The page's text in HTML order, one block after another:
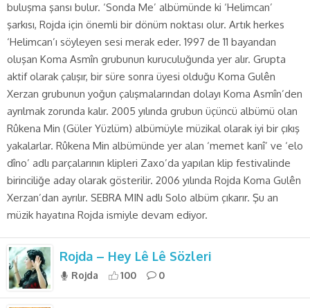
buluşma şansı bulur. ‘Sonda Me’ albümünde ki ‘Helimcan’
şarkısı, Rojda için önemli bir dönüm noktası olur. Artık herkes
‘Helimcan’ı söyleyen sesi merak eder. 1997 de 11 bayandan
oluşan Koma Asmîn grubunun kuruculuğunda yer alır. Grupta
aktif olarak çalışır, bir süre sonra üyesi olduğu Koma Gulên
Xerzan grubunun yoğun çalışmalarından dolayı Koma Asmîn’den
ayrılmak zorunda kalır. 2005 yılında grubun üçüncü albümü olan
Rûkena Min (Güler Yüzlüm) albümüyle müzikal olarak iyi bir çıkış
yakalarlar. Rûkena Min albümünde yer alan ‘memet kanî’ ve ‘elo
dîno’ adlı parçalarının klipleri Zaxo’da yapılan klip festivalinde
birinciliğe aday olarak gösterilir. 2006 yılında Rojda Koma Gulên
Xerzan’dan ayrılır. SEBRA MIN adlı Solo albüm çıkarır. Şu an
müzik hayatına Rojda ismiyle devam ediyor.
Rojda – Hey Lê Lê Sözleri
Rojda 100 0